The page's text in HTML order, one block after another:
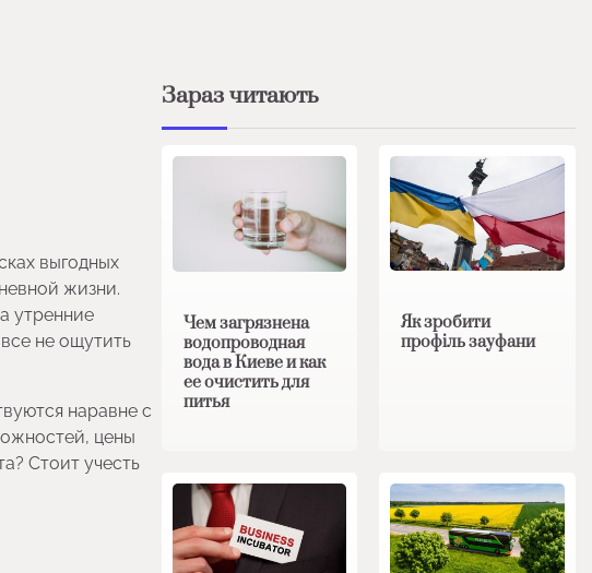
выгодных
жизни.
утренние
не ощутить
наравне с
цены
Стоит учесть
Зараз читають
Чем загрязнена
водопроводная
вода в Киеве и как
ее очистить для
питья
Як зробити
профіль зауфани